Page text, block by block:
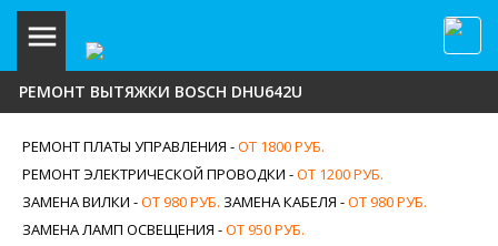
РЕМОНТ ВЫТЯЖКИ BOSCH DHU642U
РЕМОНТ ПЛАТЫ УПРАВЛЕНИЯ -ОТ 1800 РУБ.
РЕМОНТ ЭЛЕКТРИЧЕСКОЙ ПРОВОДКИ -ОТ 1200 РУБ.
ЗАМЕНА ВИЛКИ -ОТ 980 РУБ. ЗАМЕНА КАБЕЛЯ -ОТ 980 РУБ.
ЗАМЕНА ЛАМП ОСВЕЩЕНИЯ -ОТ 950 РУБ.